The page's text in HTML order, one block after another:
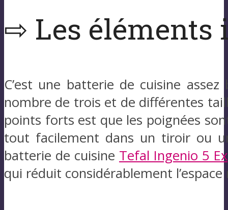
⇨ Les éléments
C’est une batterie de cuisine
nombre de trois et de différentes
points forts est que les poignées
tout facilement dans un tiroir ou
batterie de cuisine Tefal Ingenio 5
qui réduit considérablement